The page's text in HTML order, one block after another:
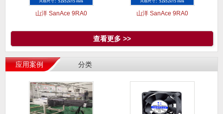
山洋 SanAce 9RA0 山洋 SanAce 9RA0
查看更多 >>
应用案例 分类